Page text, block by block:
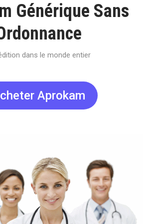
Générique Sans
dans le monde entier
Aprokam